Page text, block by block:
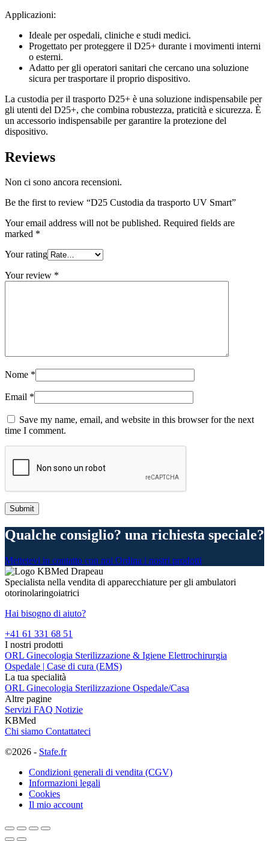
Applicazioni:
Ideale per ospedali, cliniche e studi medici.
Progettato per proteggere il D25+ durante i movimenti interni
o esterni.
Adatto per gli operatori sanitari che cercano una soluzione
sicura per trasportare il proprio dispositivo.
La custodia per il trasporto D25+ è una soluzione indispensabile per
gli utenti del D25+, che combina robustezza, praticità e sicurezza. È
un accessorio indispensabile per garantire la protezione del
dispositivo.
Reviews
Non ci sono ancora recensioni.
Be the first to review “D25 Custodia da trasporto UV Smart”
Your email address will not be published. Required fields are
marked *
Your rating
Your review *
Nome *
Email *
Save my name, email, and website in this browser for the next
time I comment.
Qualche consiglio? una richiesta speciale?
Mettetevi in contatto con noi Ordina i nostri prodotti
Specialista nella vendita di apparecchiature per gli ambulatori
otorinolaringoiatrici
Hai bisogno di aiuto?
+41 61 331 68 51
I nostri prodotti
ORL Ginecologia Sterilizzazione & Igiene Elettrochirurgia
Ospedale | Case di cura (EMS)
La tua specialità
ORL Ginecologia Sterilizzazione Ospedale/Casa
Altre pagine
Servizi FAQ Notizie
KBMed
Chi siamo Contattateci
©2026 - Stafe.fr
Condizioni generali di vendita (CGV)
Informazioni legali
Cookies
Il mio account